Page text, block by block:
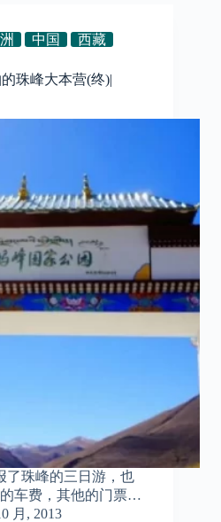
中国 西藏
珠峰大本营(终)|
了珠峰的三日游，也
车费，其他的门票…
月, 2013